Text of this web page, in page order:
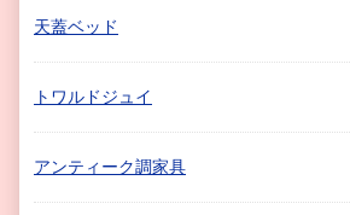
天蓋ベッド
トワルドジュイ
アンティーク調家具